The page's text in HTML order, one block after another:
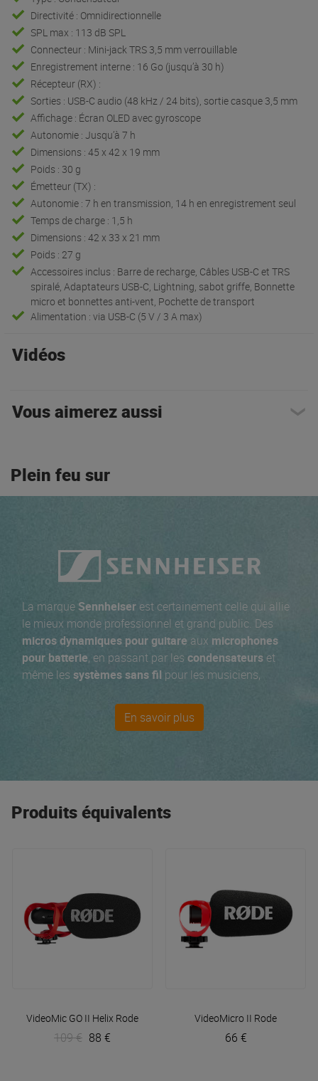
Directivité : Omnidirectionnelle
SPL max : 113 dB SPL
Connecteur : Mini-jack TRS 3,5 mm verrouillable
Enregistrement interne : 16 Go (jusqu’à 30 h)
Récepteur (RX) :
Sorties : USB-C audio (48 kHz / 24 bits), sortie casque 3,5 mm
Affichage : Écran OLED avec gyroscope
Autonomie : Jusqu’à 7 h
Dimensions : 45 x 42 x 19 mm
Poids : 30 g
Émetteur (TX) :
Autonomie : 7 h en transmission, 14 h en enregistrement seul
Temps de charge : 1,5 h
Dimensions : 42 x 33 x 21 mm
Poids : 27 g
Accessoires inclus : Barre de recharge, Câbles USB-C et TRS
spiralé, Adaptateurs USB-C, Lightning, sabot griffe, Bonnette
micro et bonnettes anti-vent, Pochette de transport
Alimentation : via USB-C (5 V / 3 A max)
Vidéos
Vous aimerez aussi
Plein feu sur
La marqueSennheiser est certainement celle qui allie
le mieux monde professionnel et grand public. Des
micros dynamiques pour guitare aux microphones
pour batterie, en passant par les condensateurs et
même les systèmes sans fil pour les musiciens,
micros pour instruments. Depuis les
la série E, la série haut de gamme des
microsXSW, lecasque DJHD 25 et pour les
En savoir plus
Produits équivalents
VideoMic GO II Helix Rode
109 € 88 €
VideoMicro II Rode
66 €